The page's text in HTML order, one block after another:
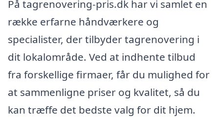
På tagrenovering-pris.dk har vi samlet en
række erfarne håndværkere og
specialister, der tilbyder tagrenovering i
dit lokalområde. Ved at indhente tilbud
fra forskellige firmaer, får du mulighed for
at sammenligne priser og kvalitet, så du
kan træffe det bedste valg for dit hjem.